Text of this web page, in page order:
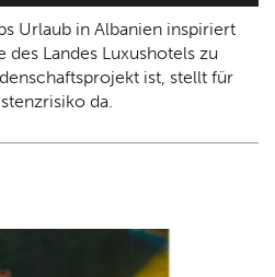
Urlaub in Albanien inspiriert
Landes Luxushotels zu
ist, stellt für
da.